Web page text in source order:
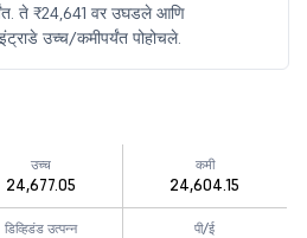
ते ₹24,641 वर उघडले आणि
उच्च/कमीपर्यंत पोहोचले.
उच्च
24,677.05
कमी
24,604.15
डिव्हिडंड उत्पन्न पी/ई